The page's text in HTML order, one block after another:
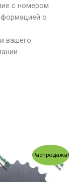
с номером
о
вашего
Распродажа!
Первоначальная
цена
составляла
249.00 грн..
цена: